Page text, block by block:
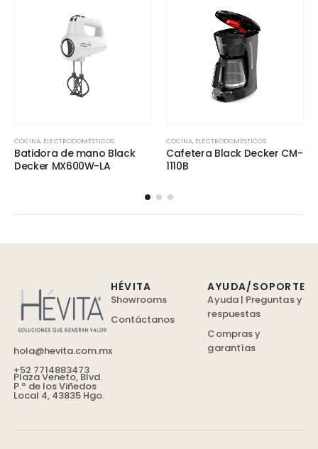
COCINA, ELECTRODOMÉSTICOS
Batidora de mano Black
Decker MX600W-LA
COCINA, ELECTRODOMÉSTICOS
Cafetera Black Decker CM-
1110B
hola@hevita.com.mx
+52 7714883473
Plaza Veneto, Blvd.
P.º de los Viñedos
Local 4, 43835 Hgo.
HÉVITA
Showrooms
Contáctanos
AYUDA/SOPORTE
Ayuda | Preguntas y
respuestas
Compras y
garantías